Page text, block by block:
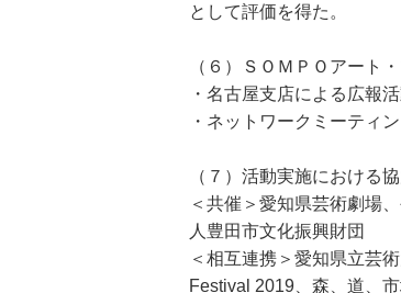
として評価を得た。
（６）ＳＯＭＰＯアート
・名古屋支店による広報
・ネットワークミーティ
（７）活動実施における
＜共催＞愛知県芸術劇場
人豊田市文化振興財団
＜相互連携＞愛知県立芸
Festival 2019、森、道、